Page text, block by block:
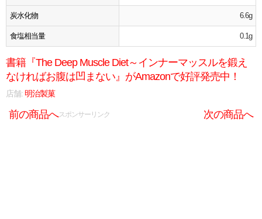
炭水化物 6.6g
食塩相当量 0.1g
書籍『The Deep Muscle Diet～インナーマッスルを鍛え
なければお腹は凹まない』がAmazonで好評発売中！
店舗: 明治製菓
前の商品へ 次の商品へ
スポンサーリンク